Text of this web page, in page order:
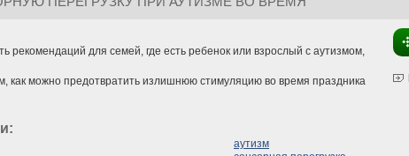
рекомендаций для семей, где есть ребенок или взрослый с аутизмом,
как можно предотвратить излишнюю стимуляцию во время праздника
аутизм